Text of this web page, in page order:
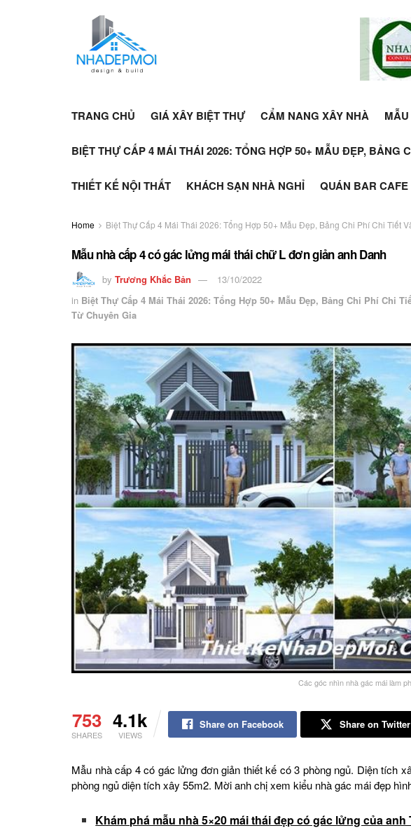
TRANG CHỦ GIÁ XÂY BIỆT THỰ CẨM NANG XÂY NHÀ
BIỆT THỰ CẤP 4 MÁI THÁI 2026: TỔNG HỢP 50+ MẪU ĐẸP, BẢNG
THIẾT KẾ NỘI THẤT KHÁCH SẠN NHÀ NGHỈ QUÁN BAR CAFE
Home Biệt Thự Cấp 4 Mái Thái 2026: Tổng Hợp 50+ Mẫu Đẹp, Bảng Chi Phí Chi Tiết
Mẫu nhà cấp 4 có gác lửng mái thái chữ L đơn giản anh Danh
by Trương Khắc Bản
13/10/2022
in Biệt Thự Cấp 4 Mái Thái 2026: Tổng Hợp 50+ Mẫu Đẹp, Bảng Chi Phí Chi
Từ Chuyên Gia
Các góc nhìn nhà gác mái làm
753
SHARES
4.1k
VIEWS
Share on Facebook Share on Twitter
Mẫu nhà cấp 4 có gác lửng đơn giản thiết kế có 3 phòng ngủ. Diện tích
phòng ngủ diện tích xây 55m2. Mời anh chị xem kiểu nhà gác mái đẹp
Khám phá mẫu nhà 5×20 mái thái đẹp có gác lửng của anh